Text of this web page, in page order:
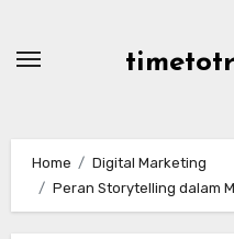
Home
Digital Marketing
Peran Storytelling dalam